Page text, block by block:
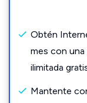
Obtén
mes con una
ilimitada
Mantente